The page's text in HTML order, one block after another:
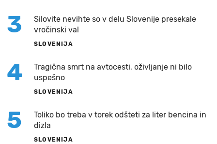
3
Silovite nevihte so v delu Slovenije presekale
vročinski val
SLOVENIJA
4
Tragična smrt na avtocesti, oživljanje ni bilo
uspešno
SLOVENIJA
5
Toliko bo treba v torek odšteti za liter bencina in
dizla
SLOVENIJA